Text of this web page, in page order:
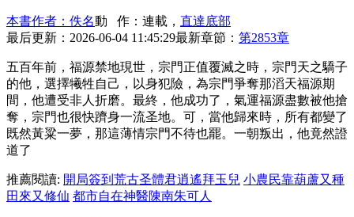
本書作者：佚名動 作：連載， 直達底部
最后更新：2026-06-04 11:45:29最新章節： 第2853章
五百年前，福源禁地現世，宗門正值覆滅之時，宗門天之驕子
的他，選擇犧牲自己，以身犯險，為宗門爭奪那滔天福源期
間，他遭受非人折磨。最終，他成功了，氣運福源盡數被他搶
奪，宗門也很快躋身一流圣地。可，當他歸來時，所有都變了
既然黃粱一夢，那這薄情宗門不待也罷。一朝叛出，他竟然證
道了
推薦閱讀: 開局簽到荒古圣體君逍遙拜玉兒 小農民靠葫蘆又種
田來又修仙 都市自在神醫陳南朱可人